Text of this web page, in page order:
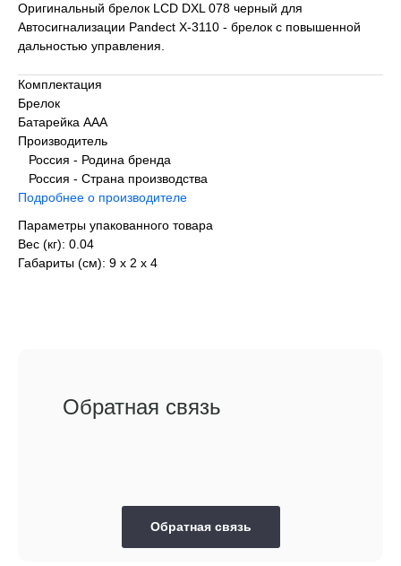
Оригинальный брелок LCD DXL 078 черный для
Автосигнализации Pandect X-3110 - брелок с повышенной
дальностью управления.
Комплектация
Брелок
Батарейка AAA
Производитель
Россия - Родина бренда
Россия - Страна производства
Подробнее о производителе
Параметры упакованного товара
Вес (кг): 0.04
Габариты (см): 9 х 2 х 4
Обратная связь
Обратная связь